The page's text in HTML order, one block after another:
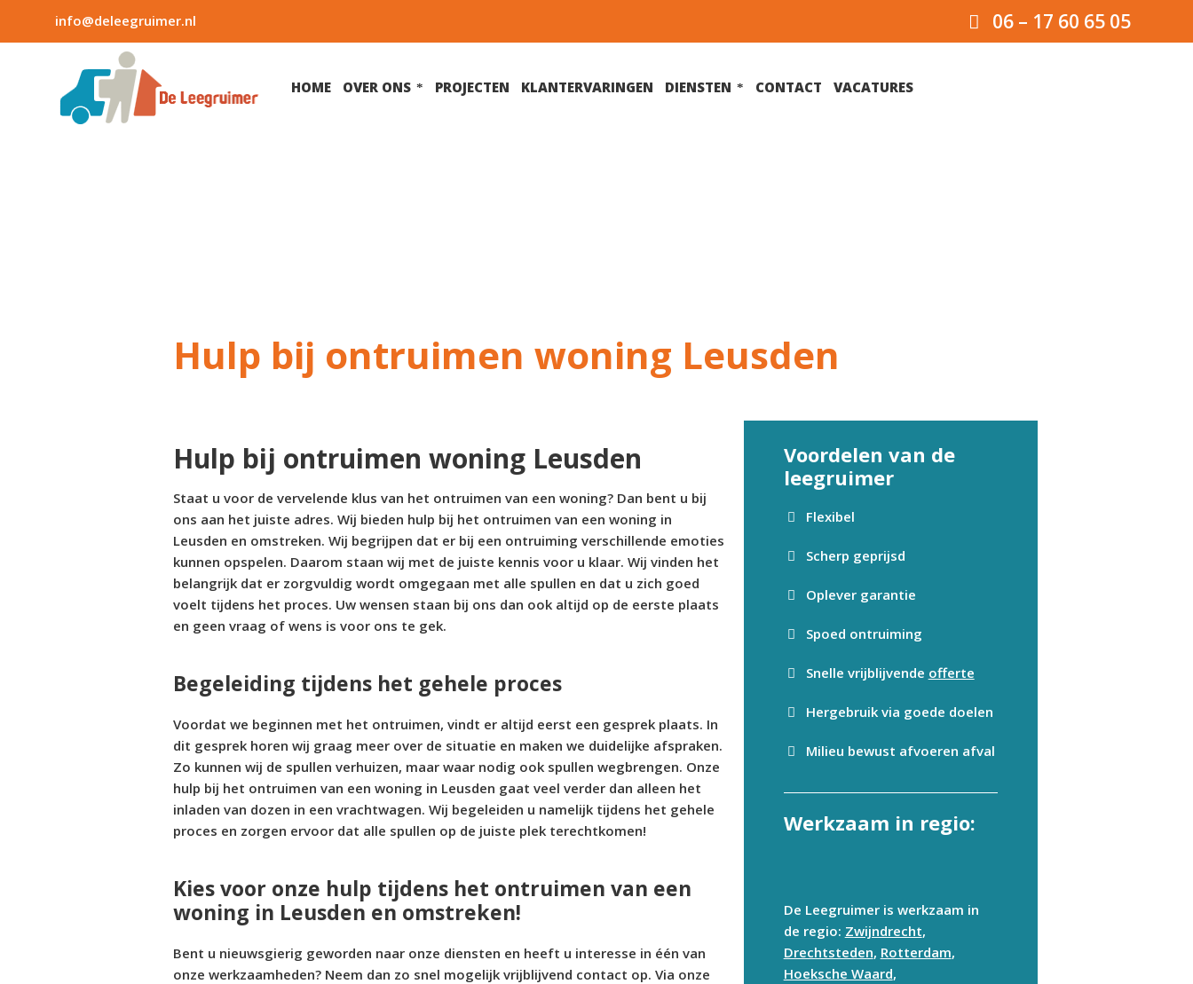
info@deleegruimer.nl 06 – 17 60 65 05
HOME OVER ONS PROJECTEN KLANTERVARINGEN DIENSTEN CONTACT VACATURES
Hulp bij ontruimen woning Leusden
Hulp bij ontruimen woning Leusden
Staat u voor de vervelende klus van het ontruimen van een woning? Dan bent u bij
ons aan het juiste adres. Wij bieden hulp bij het ontruimen van een woning in
Leusden en omstreken. Wij begrijpen dat er bij een ontruiming verschillende emoties
kunnen opspelen. Daarom staan wij met de juiste kennis voor u klaar. Wij vinden het
belangrijk dat er zorgvuldig wordt omgegaan met alle spullen en dat u zich goed
voelt tijdens het proces. Uw wensen staan bij ons dan ook altijd op de eerste plaats
en geen vraag of wens is voor ons te gek.
Begeleiding tijdens het gehele proces
Voordat we beginnen met het ontruimen, vindt er altijd eerst een gesprek plaats. In
dit gesprek horen wij graag meer over de situatie en maken we duidelijke afspraken.
Zo kunnen wij de spullen verhuizen, maar waar nodig ook spullen wegbrengen. Onze
hulp bij het ontruimen van een woning in Leusden gaat veel verder dan alleen het
inladen van dozen in een vrachtwagen. Wij begeleiden u namelijk tijdens het gehele
proces en zorgen ervoor dat alle spullen op de juiste plek terechtkomen!
Kies voor onze hulp tijdens het ontruimen van een
woning in Leusden en omstreken!
Bent u nieuwsgierig geworden naar onze diensten en heeft u interesse in één van
onze werkzaamheden? Neem dan zo snel mogelijk vrijblijvend contact op. Via onze
Voordelen van de
leegruimer
Flexibel
Scherp geprijsd
Oplever garantie
Spoed ontruiming
Snelle vrijblijvende offerte
Hergebruik via goede doelen
Milieu bewust afvoeren afval
Werkzaam in regio:
De Leegruimer is werkzaam in
de regio: Zwijndrecht,
Drechtsteden, Rotterdam,
Hoeksche Waard,